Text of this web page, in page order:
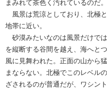
まみれて茶色く汚れているのだ。
風景は荒涼としており、北極
地帯に近い。
砂漠みたいなのは風景だけで
を縦断する谷間を越え、海へと
風に見舞われた。正面の山から
まならない。北極でこのレベル
ざされるのが普通だが、ワシン